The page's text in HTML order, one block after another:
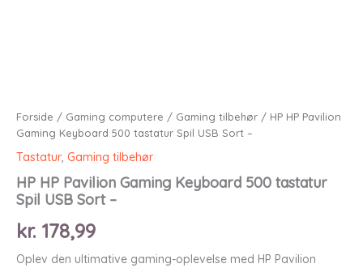
Forside / Gaming computere / Gaming tilbehør / HP HP Pavilion
Gaming Keyboard 500 tastatur Spil USB Sort –
Tastatur, Gaming tilbehør
HP HP Pavilion Gaming Keyboard 500 tastatur
Spil USB Sort –
kr. 178,99
Oplev den ultimative gaming-oplevelse med HP Pavilion